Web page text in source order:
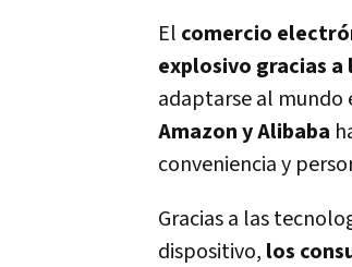
El comercio
explosivo gracias
adaptarse al mundo
Amazon y Alibaba
conveniencia y
Gracias a las
dispositivo, los